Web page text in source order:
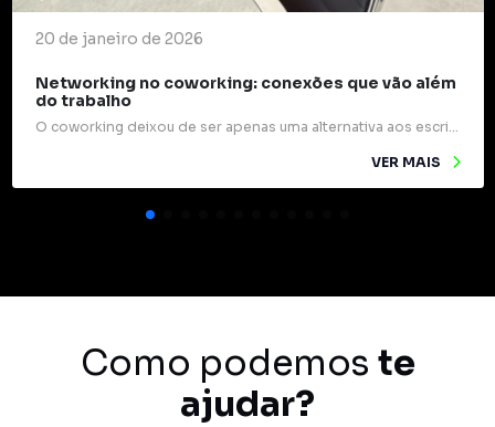
20 de janeiro de 2026
Networking no coworking: conexões que vão além
do trabalho
O coworking deixou de ser apenas uma alternativa aos escritórios tradicionais e passou a ocupar um papel estratégico na forma como profissionais e empresas se relacionam. Mais do que mesas compartilhadas e internet rápida, esses espaços são verdadeiros pontos de encontro para ideias, experiências e oportunidades. Um dos grandes diferenciais do coworking é o networking […]
VER MAIS
Como podemos te
ajudar?